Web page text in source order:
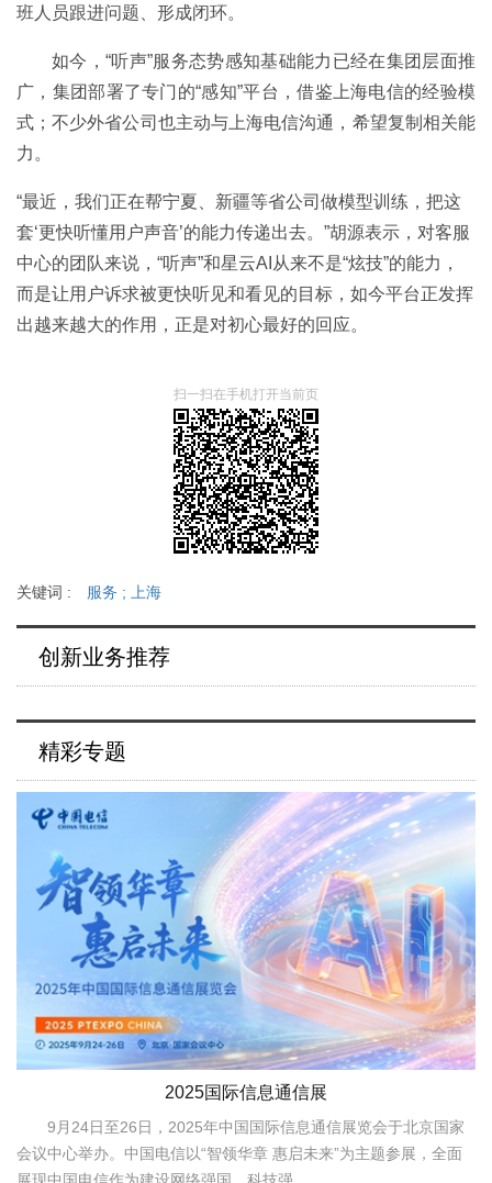
班人员跟进问题、形成闭环。
如今，“听声”服务态势感知基础能力已经在集团层面推
广，集团部署了专门的“感知”平台，借鉴上海电信的经验模
式；不少外省公司也主动与上海电信沟通，希望复制相关能
力。
“最近，我们正在帮宁夏、新疆等省公司做模型训练，把这
套‘更快听懂用户声音’的能力传递出去。”胡源表示，对客服
中心的团队来说，“听声”和星云AI从来不是“炫技”的能力，
而是让用户诉求被更快听见和看见的目标，如今平台正发挥
出越来越大的作用，正是对初心最好的回应。
扫一扫在手机打开当前页
关键词 : 服务 ; 上海
创新业务推荐
精彩专题
2025国际信息通信展
9月24日至26日，2025年中国国际信息通信展览会于北京国家
会议中心举办。中国电信以“智领华章 惠启未来”为主题参展，全面
展现中国电信作为建设网络强国、科技强...